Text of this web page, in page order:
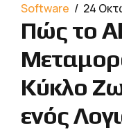
Software 24
Πώς το AI
Κύκλο
ενός